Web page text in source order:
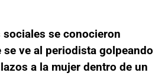
sociales se conocieron
ve al periodista golpeando
a la mujer dentro de un